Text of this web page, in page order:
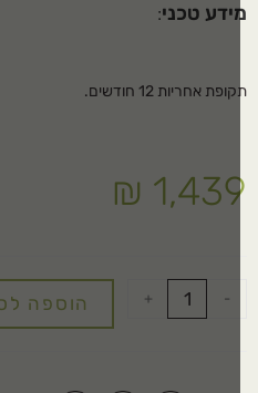
טכני:
אחריות 12 חודשים.
₪
הוספה לסל